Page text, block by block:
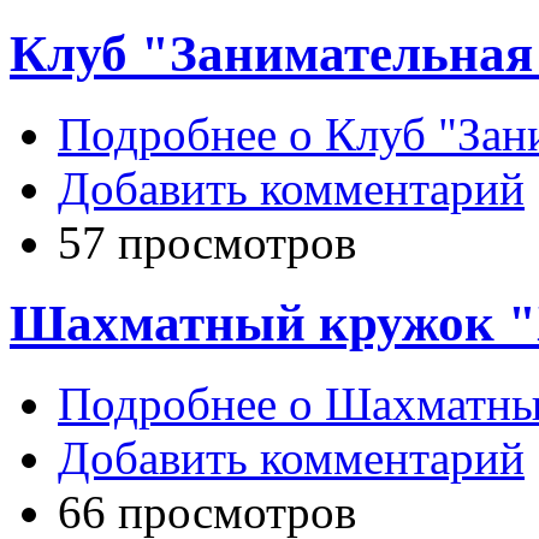
Клуб
Подробнее о Клуб
Добавить комментарий
57 просмотров
Шахматный кружок
Подробнее о
Добавить комментарий
66 просмотров